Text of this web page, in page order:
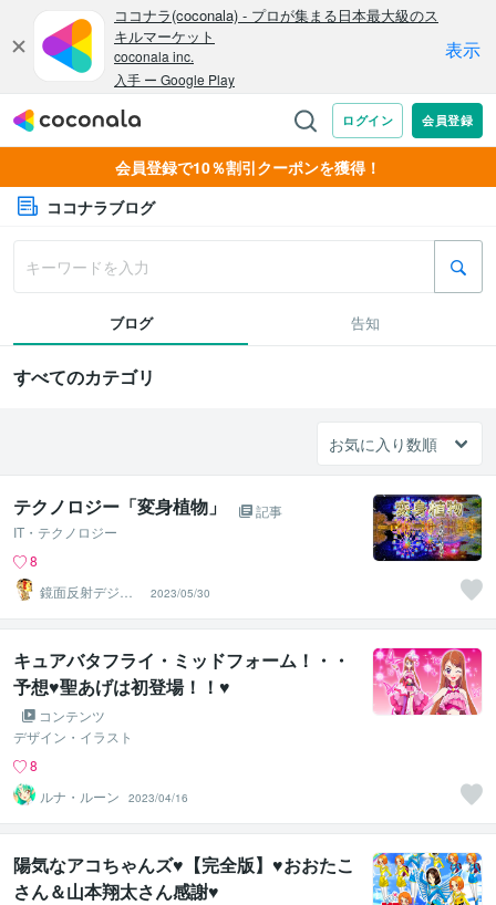
会員登録で10％割引クーポンを獲得！
ココナラブログ
ブログ 告知
すべてのカテゴリ
テクノロジー「変身植物」
記事
IT・テクノロジー
8
鏡面反射デジタ
ルアート製作所
（鈴木穣）
2023/05/30
キュアバタフライ・ミッドフォーム！・・
予想♥聖あげは初登場！！♥
コンテンツ
デザイン・イラスト
8
ルナ・ルーン
2023/04/16
陽気なアコちゃんズ♥【完全版】♥おおたこ
さん＆山本翔太さん感謝♥